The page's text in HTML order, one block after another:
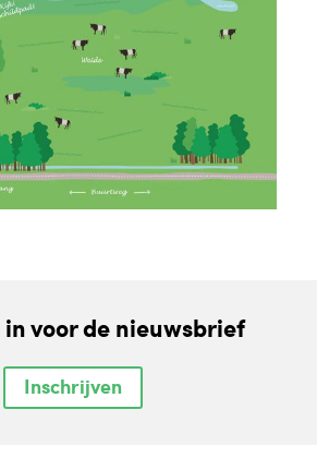
voor de nieuwsbrief
Inschrijven